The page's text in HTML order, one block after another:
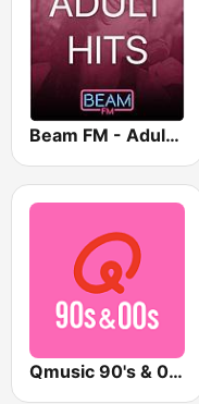
Beam FM - Adult Hits
Qmusic 90's & 00's